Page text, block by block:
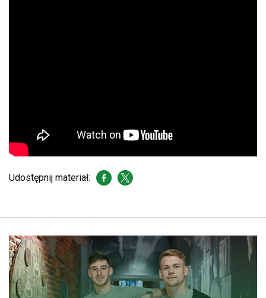
Udostępnij materiał: